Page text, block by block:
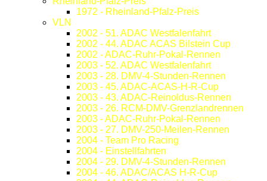
1972 - Rheinland-Pfalz-Preis
VLN
2002 - 51. ADAC Westfalenfahrt
2002 - 44. ADAC ACAS Bilstein Cup
2002 - ADAC-Ruhr-Pokal-Rennen
2003 - 52. ADAC Westfalenfahrt
2003 - 28. DMV-4-Stunden-Rennen
2003 - 45. ADAC-ACAS-H-R-Cup
2003 - 43. ADAC-Reinoldus-Rennen
2003 - 26. RCM-DMV-Grenzlandrennen
2003 - ADAC-Ruhr-Pokal-Rennen
2003 - 27. DMV-250-Meilen-Rennen
2004 - Team Pro Racing
2004 - Einstellfahrten
2004 - 29. DMV-4-Stunden-Rennen
2004 - 46. ADAC/ACAS H-R-Cup